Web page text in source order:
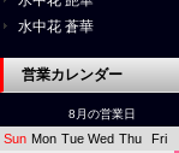
水中花 蒼華
営業カレンダー
8月の営業日
Sun Mon Tue Wed Thu Fri